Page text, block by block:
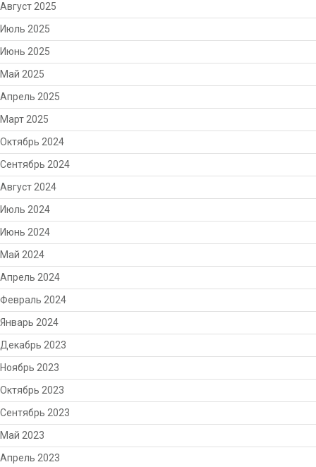
Август 2025
Июль 2025
Июнь 2025
Май 2025
Апрель 2025
Март 2025
Октябрь 2024
Сентябрь 2024
Август 2024
Июль 2024
Июнь 2024
Май 2024
Апрель 2024
Февраль 2024
Январь 2024
Декабрь 2023
Ноябрь 2023
Октябрь 2023
Сентябрь 2023
Май 2023
Апрель 2023